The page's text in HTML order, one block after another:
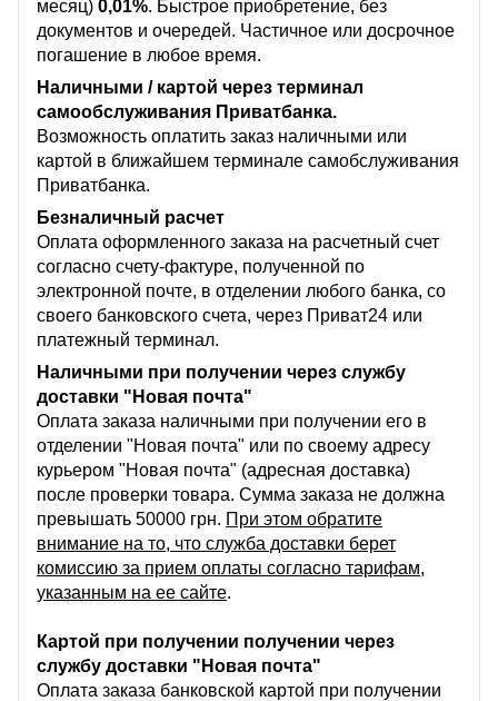
месяц) 0,01%. Быстрое приобретение, без
документов и очередей. Частичное или досрочное
погашение в любое время.
Наличными / картой через терминал
самообслуживания Приватбанка.
Возможность оплатить заказ наличными или
картой в ближайшем терминале самобслуживания
Приватбанка.
Безналичный расчет
Оплата оформленного заказа на расчетный счет
согласно счету-фактуре, полученной по
электронной почте, в отделении любого банка, со
своего банковского счета, через Приват24 или
платежный терминал.
Наличными при получении через службу
доставки "Новая почта"
Оплата заказа наличными при получении его в
отделении "Новая почта" или по своему адресу
курьером "Новая почта" (адресная доставка)
после проверки товара. Сумма заказа не должна
превышать 50000 грн. При этом обратите
внимание на то, что служба доставки берет
комиссию за прием оплаты согласно тарифам,
указанным на ее сайте.
Картой при получении получении через
службу доставки "Новая почта"
Оплата заказа банковской картой при получении